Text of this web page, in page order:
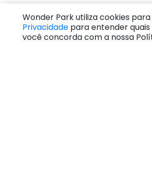
- Tenho que visitar o parque
Não! Os ingressos têm validade
Compre agora e use quando
Wonder Park utiliza cookies
Privacidade para entender
você concorda com a nossa